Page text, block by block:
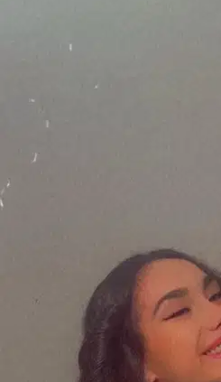
sérénité
Votre animal devient-il anxieux
les animaux souffrant d’anxiété de
routine, leur environnement et limite
Planning des soins et temps
Vous définissez la routine de votre
pendant laquelle il peut rester seul ;
s’assurer qu’elle est respectée.
d’anxiété de séparation.
Vous voyez les autres